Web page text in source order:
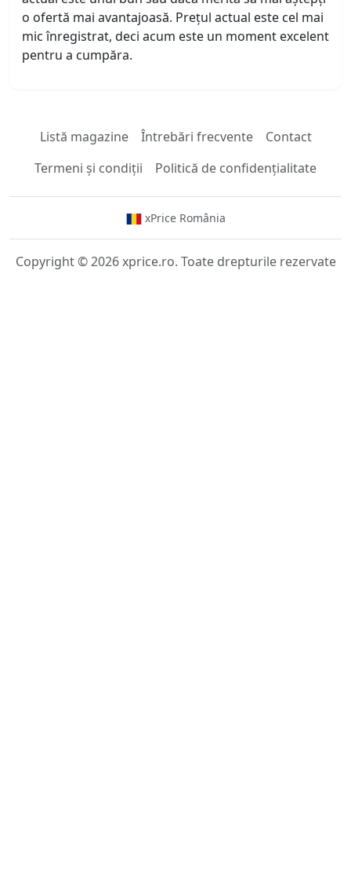
o ofertă mai avantajoasă. Prețul actual este cel mai
mic înregistrat, deci acum este un moment excelent
pentru a cumpăra.
Listă magazine Întrebări frecvente
Contact
Termeni și condiții
Politică de confidențialitate
xPrice România
Copyright © 2026 xprice.ro. Toate drepturile rezervate